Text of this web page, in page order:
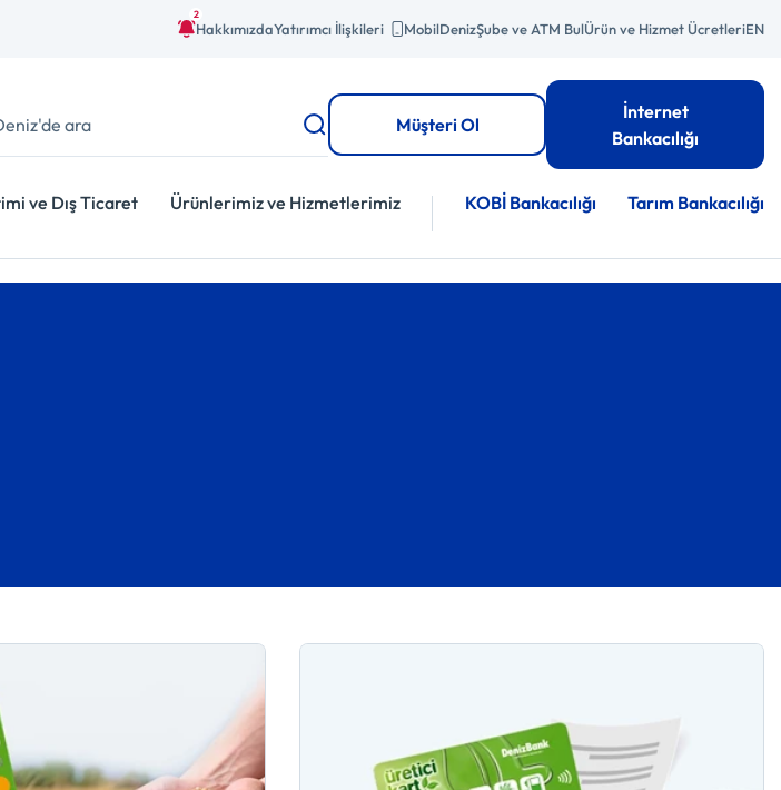
2
HakkımızdaYatırımcı İlişkileri MobilDenizŞube ve ATM BulÜrün ve Hizmet ÜcretleriEN
ve Dış Ticaret Ürünlerimiz ve Hizmetlerimiz KOBİ Bankacılığı Tarım Bankacılığı
Müşteri Ol
İnternet
Bankacılığı